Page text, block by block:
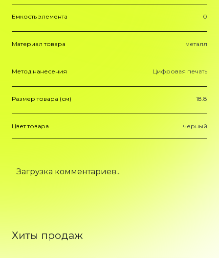
Емкость элемента 0
Материал товара металл
Метод нанесения Цифровая печать
Размер товара (см) 18.8
Цвет товара черный
Загрузка комментариев...
Хиты продаж